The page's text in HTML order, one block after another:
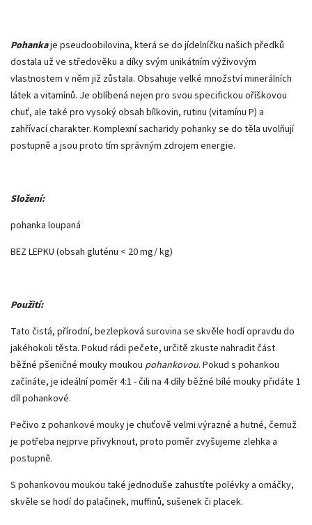
Pohankaje pseudoobilovina, která se do jídelníčku našich předků
dostala už ve středověku a díky svým unikátním výživovým
vlastnostem v něm již zůstala. Obsahuje velké množství minerálních
látek a vitamínů. Je oblíbená nejen pro svou specifickou oříškovou
chuť, ale také pro vysoký obsah bílkovin, rutinu (vitamínu P) a
zahřívací charakter. Komplexní sacharidy pohanky se do těla uvolňují
postupně a jsou proto tím správným zdrojem energie.
Složení:
pohanka loupaná
BEZ LEPKU (obsah gluténu < 20 mg/ kg)
Použití:
Tato čistá, přírodní, bezlepková surovina se skvěle hodí opravdu do
jakéhokoli těsta. Pokud rádi pečete, určitě zkuste nahradit část
běžné pšeničné mouky moukou pohankovou. Pokud s pohankou
začínáte, je ideální poměr 4:1 - čili na 4 díly běžné bílé mouky přidáte 1
díl pohankové.
Pečivo z pohankové mouky je chuťově velmi výrazné a hutné, čemuž
je potřeba nejprve přivyknout, proto poměr zvyšujeme zlehka a
postupně.
S pohankovou moukou také jednoduše zahustíte polévky a omáčky,
skvěle se hodí do palačinek, muffinů, sušenek či placek.